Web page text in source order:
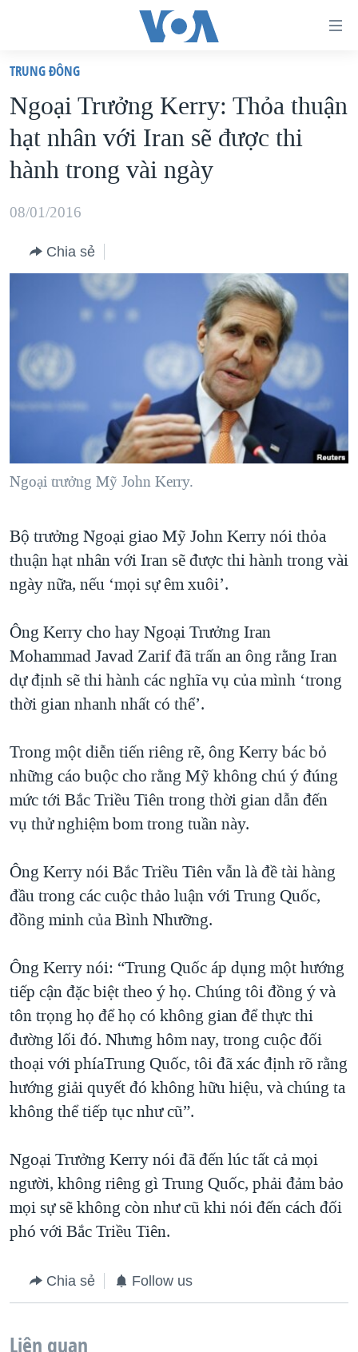
truy
cập
Tới
nội
chính
chính
"Tìm"
VIỆT NAM
HOA KỲ
BIỂN ĐÔNG
THẾ GIỚI
DIỄN ĐÀN
TỰ DO BÁO CHÍ
VẠCH TRẦN TIN GIẢ
NGƯỜI VIỆT HẢI NGOẠI
ĐỜI SỐNG
KHOA HỌC
SỨC KHOẺ
THỂ THAO
GIÁO DỤC
CHIẾN TRANH THƯƠNG MẠI CỦA MỸ: QUÁ KHỨ VÀ HIỆN
TẠI
HÀNH TRÌNH BẦU CỬ 2024
MỘT NĂM CHIẾN TRANH TẠI DẢI GAZA
GIẢI MÃ VÀNH ĐAI & CON ĐƯỜNG
NGÀY TỊ NẠN THẾ GIỚI
GROUND ZERO – XƯA VÀ NAY
CHI PHÍ CHIẾN TRANH AFGHANISTAN
CÁC GIÁ TRỊ CỘNG HÒA Ở VIỆT NAM
TRỊNH VĨNH BÌNH VS. CHÍNH PHỦ VIỆT NAM
NGƯ DÂN VIỆT VÀ LÀN SÓNG TRỘM HẢI SÂM
BÊN KIA QUỐC LỘ: TIẾNG VỌNG TỪ NÔNG THÔN MỸ
HỌC TIẾNG ANH
VIDEO
NGHE
TRUNG ÐÔNG
Ngoại Trưởng Kerry: Thỏa thuận
hạt nhân với Iran sẽ được thi
hành trong vài ngày
08/01/2016
Chia sẻ
Ngoại trưởng Mỹ John Kerry.
Bộ trưởng Ngoại giao Mỹ John Kerry nói thỏa
thuận hạt nhân với Iran sẽ được thi hành trong vài
ngày nữa, nếu ‘mọi sự êm xuôi’.
Ông Kerry cho hay Ngoại Trưởng Iran
Mohammad Javad Zarif đã trấn an ông rằng Iran
dự định sẽ thi hành các nghĩa vụ của mình ‘trong
thời gian nhanh nhất có thể’.
Trong một diễn tiến riêng rẽ, ông Kerry bác bỏ
những cáo buộc cho rằng Mỹ không chú ý đúng
mức tới Bắc Triều Tiên trong thời gian dẫn đến
vụ thử nghiệm bom trong tuần này.
Ông Kerry nói Bắc Triều Tiên vẫn là đề tài hàng
đầu trong các cuộc thảo luận với Trung Quốc,
đồng minh của Bình Nhưỡng.
Ông Kerry nói: “Trung Quốc áp dụng một hướng
tiếp cận đặc biệt theo ý họ. Chúng tôi đồng ý và
tôn trọng họ để họ có không gian để thực thi
đường lối đó. Nhưng hôm nay, trong cuộc đối
thoại với phíaTrung Quốc, tôi đã xác định rõ rằng
hướng giải quyết đó không hữu hiệu, và chúng ta
không thể tiếp tục như cũ”.
Ngoại Trưởng Kerry nói đã đến lúc tất cả mọi
người, không riêng gì Trung Quốc, phải đảm bảo
mọi sự sẽ không còn như cũ khi nói đến cách đối
phó với Bắc Triều Tiên.
Chia sẻ Follow us
Liên quan